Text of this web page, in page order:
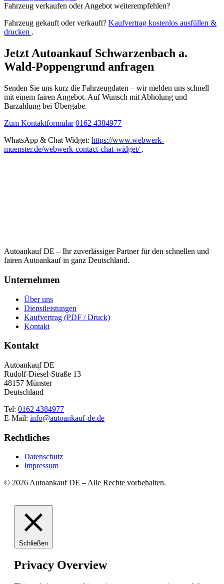
Fahrzeug verkaufen oder Angebot weiterempfehlen?
Fahrzeug gekauft oder verkauft? Kaufvertrag kostenlos ausfüllen &
drucken .
Jetzt Autoankauf Schwarzenbach a.
Wald-Poppengrund anfragen
Senden Sie uns kurz die Fahrzeugdaten – wir melden uns schnell
mit einem fairen Angebot. Auf Wunsch mit Abholung und
Barzahlung bei Übergabe.
Zum Kontaktformular 0162 4384977
WhatsApp & Chat Widget: https://www.webwerk-
muenster.de/webwerk-contact-chat-widget/ .
Autoankauf DE – Ihr zuverlässiger Partner für den schnellen und
fairen Autoankauf in ganz Deutschland.
Unternehmen
Über uns
Dienstleistungen
Kaufvertrag (PDF / Druck)
Kontakt
Kontakt
Autoankauf DE
Rudolf-Diesel-Straße 13
48157 Münster
Deutschland
Tel: 0162 4384977
E-Mail: info@autoankauf-de.de
Rechtliches
Datenschutz
Impressum
© 2026 Autoankauf DE – Alle Rechte vorbehalten.
Schließen
Privacy Overview